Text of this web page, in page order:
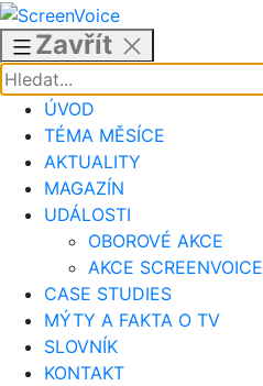
Přejít
obsahu
Zavřít
ÚVOD
TÉMA MĚSÍCE
AKTUALITY
MAGAZÍN
UDÁLOSTI
OBOROVÉ AKCE
AKCE SCREENVOICE
CASE STUDIES
MÝTY A FAKTA O TV
SLOVNÍK
KONTAKT